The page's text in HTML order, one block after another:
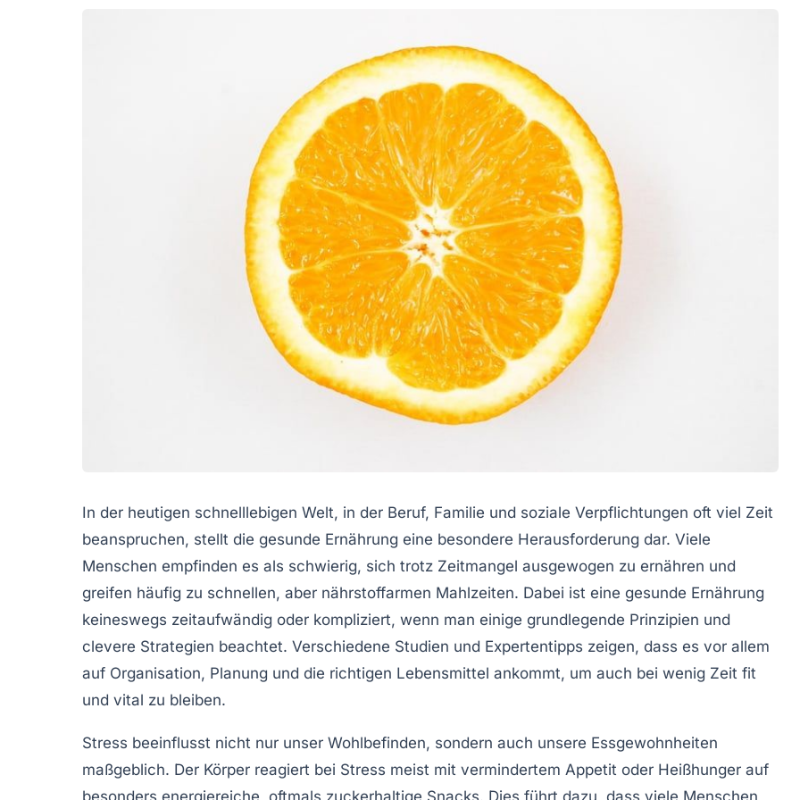
In der heutigen schnelllebigen Welt, in der Beruf, Familie und soziale Verpflichtungen oft viel Zeit
beanspruchen, stellt die gesunde Ernährung eine besondere Herausforderung dar. Viele
Menschen empfinden es als schwierig, sich trotz Zeitmangel ausgewogen zu ernähren und
greifen häufig zu schnellen, aber nährstoffarmen Mahlzeiten. Dabei ist eine gesunde Ernährung
keineswegs zeitaufwändig oder kompliziert, wenn man einige grundlegende Prinzipien und
clevere Strategien beachtet. Verschiedene Studien und Expertentipps zeigen, dass es vor allem
auf Organisation, Planung und die richtigen Lebensmittel ankommt, um auch bei wenig Zeit fit
und vital zu bleiben.
Stress beeinflusst nicht nur unser Wohlbefinden, sondern auch unsere Essgewohnheiten
maßgeblich. Der Körper reagiert bei Stress meist mit vermindertem Appetit oder Heißhunger auf
besonders energiereiche, oftmals zuckerhaltige Snacks. Dies führt dazu, dass viele Menschen